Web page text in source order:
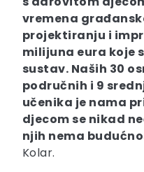
vremena
projektiranju i
milijuna eura koje
sustav. Naših 30
područnih i 9
učenika je nama
djecom se nikad
njih nema
Kolar.